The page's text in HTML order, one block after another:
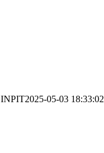
INPIT2025-05-03 18:33:02